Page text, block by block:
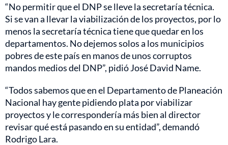
“No permitir que el DNP se lleve la secretaría técnica.
Si se van a llevar la viabilización de los proyectos, por lo
menos la secretaría técnica tiene que quedar en los
departamentos. No dejemos solos a los municipios
pobres de este país en manos de unos corruptos
mandos medios del DNP”, pidió José David Name.
“Todos sabemos que en el Departamento de Planeación
Nacional hay gente pidiendo plata por viabilizar
proyectos y le correspondería más bien al director
revisar qué está pasando en su entidad”, demandó
Rodrigo Lara.